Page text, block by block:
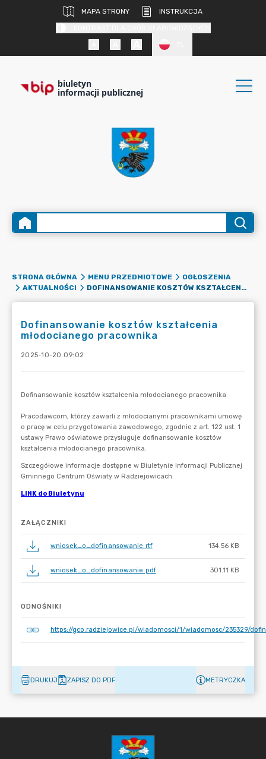
MAPA STRONY
INSTRUKCJA
biuletyn
informacji publicznej
STRONA GŁÓWNA MENU PRZEDMIOTOWE
OGŁOSZENIA
AKTUALNOŚCI
DOFINANSOWANIE KOSZTÓW KSZTAŁCENIA MŁODOCIANEGO PRACOWNIKA
Dofinansowanie kosztów kształcenia
młodocianego pracownika
2025-10-20 09:02
ZAŁĄCZNIKI
wniosek_o_dofinansowanie.rtf 134.56 KB
wniosek_o_dofinansowanie.pdf 301.11 KB
ODNOŚNIKI
https://gco.radziejowice.pl/wiadomosci/1/wiadomosc/235329/
DRUKUJ ZAPISZ DO PDF METRYCZKA